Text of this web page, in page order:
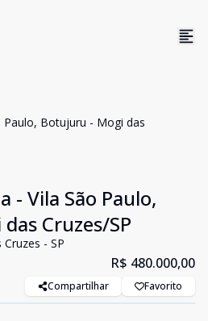
Paulo, Botujuru - Mogi das
- Vila São Paulo,
Cruzes/SP
- SP
R$ 480.000,00
Compartilhar Favorito